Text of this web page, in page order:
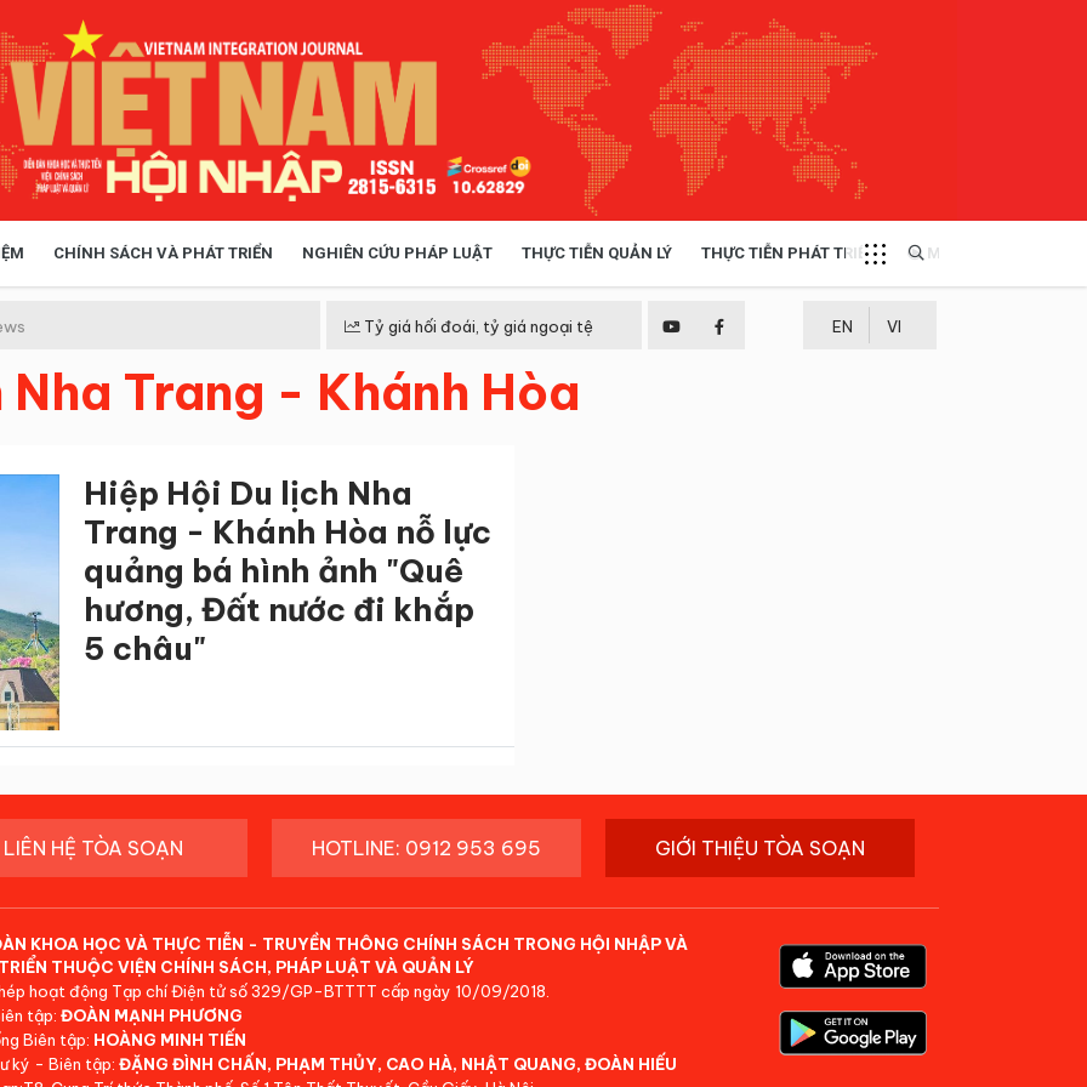
CHÍNH SÁCH VÀ PHÁT TRIỂN NGHIÊN CỨU PHÁP LUẬT THỰC TIỄN QUẢN LÝ THỰC TIỄN PHÁT TRIỂN MULTIMEDIA
Tỷ giá hối đoái, tỷ giá ngoại tệ EN VI
Trang - Khánh Hòa
Hiệp Hội Du lịch Nha
Trang - Khánh Hòa nỗ lực
quảng bá hình ảnh "Quê
hương, Đất nước đi khắp
5 châu"
LIÊN HỆ TÒA SOẠN HOTLINE: 0912 953 695 GIỚI THIỆU TÒA SOẠN
KHOA HỌC VÀ THỰC TIỄN - TRUYỀN THÔNG CHÍNH SÁCH TRONG HỘI NHẬP VÀ
THUỘC VIỆN CHÍNH SÁCH, PHÁP LUẬT VÀ QUẢN LÝ
hoạt động Tạp chí Điện tử số 329/GP-BTTTT cấp ngày 10/09/2018.
tập: ĐOÀN MẠNH PHƯƠNG
Biên tập: HOÀNG MINH TIẾN
ký - Biên tập: ĐẶNG ĐÌNH CHẤN, PHẠM THỦY, CAO HÀ, NHẬT QUANG, ĐOÀN HIẾU